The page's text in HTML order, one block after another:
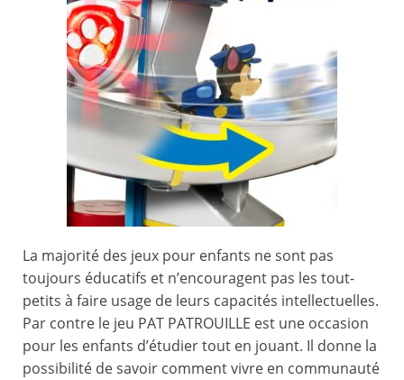
La majorité des jeux pour enfants ne sont pas
toujours éducatifs et n’encouragent pas les tout-
petits à faire usage de leurs capacités intellectuelles.
Par contre le jeu PAT PATROUILLE est une occasion
pour les enfants d’étudier tout en jouant. Il donne la
possibilité de savoir comment vivre en communauté